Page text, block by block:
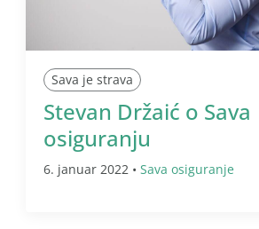
Sava je strava
Stevan Držaić o Sava
osiguranju
6. januar 2022 • Sava osiguranje